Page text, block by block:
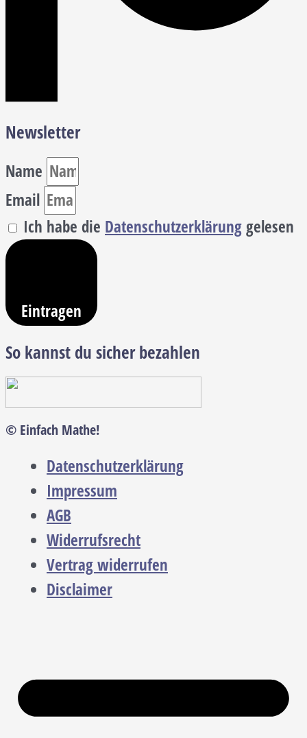
Newsletter
Name
Email
Ich habe die Datenschutzerklärunggelesen
Eintragen
So kannst du sicher bezahlen
© Einfach Mathe!
Datenschutzerklärung
Impressum
AGB
Widerrufsrecht
Vertrag widerrufen
Disclaimer